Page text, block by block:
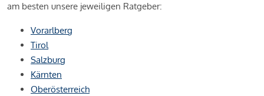
am besten unsere jeweiligen Ratgeber:
Vorarlberg
Tirol
Salzburg
Kärnten
Oberösterreich